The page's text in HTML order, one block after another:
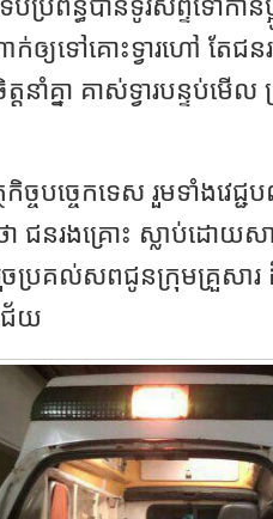
ក់ឲ្យទៅគោះទ្វារហៅ តែជន
នាំគ្នា គាស់ទ្វារបន្ទប់ម
ចបច្ចេកទេស រួមទាំងវេជ្
ជនរងគ្រោះ ស្លាប់ដោយ
រគល់សពជូនក្រុមគ្រួសារ
ជ័យ​